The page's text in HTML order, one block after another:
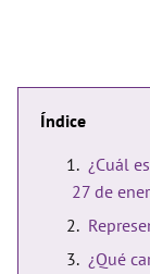
Índice
¿Cuál
27 de
¿Qué